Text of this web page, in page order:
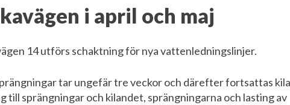
i april och maj
14 utförs schaktning för nya vattenledningslinjer.
tar ungefär tre veckor och därefter fortsattas
till sprängningar och kilandet, sprängningarna och lasting av